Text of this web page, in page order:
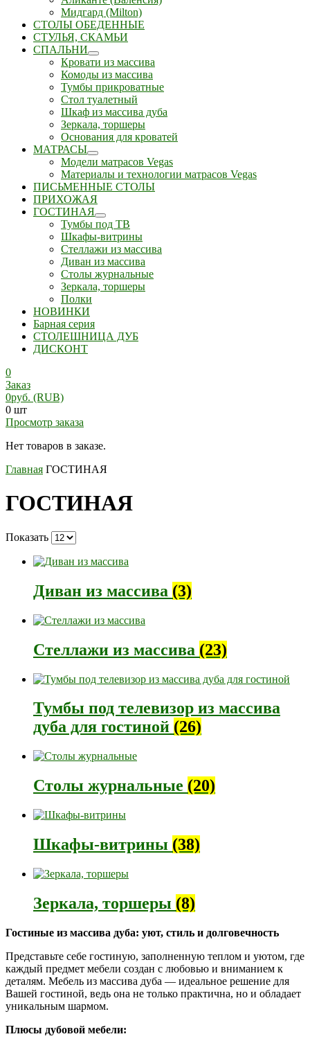
Мидгард (Milton)
СТОЛЫ ОБЕДЕННЫЕ
СТУЛЬЯ, СКАМЬИ
СПАЛЬНИ
Кровати из массива
Комоды из массива
Тумбы прикроватные
Стол туалетный
Шкаф из массива дуба
Зеркала, торшеры
Основания для кроватей
МАТРАСЫ
Модели матрасов Vegas
Материалы и технологии матрасов Vegas
ПИСЬМЕННЫЕ СТОЛЫ
ПРИХОЖАЯ
ГОСТИНАЯ
Тумбы под ТВ
Шкафы-витрины
Стеллажи из массива
Диван из массива
Столы журнальные
Зеркала, торшеры
Полки
НОВИНКИ
Барная серия
СТОЛЕШНИЦА ДУБ
ДИСКОНТ
0
Заказ
0руб. (RUB)
0 шт
Просмотр заказа
Нет товаров в заказе.
Главная ГОСТИНАЯ
ГОСТИНАЯ
Показать
Диван из массива (3)
Стеллажи из массива (23)
Тумбы под телевизор из массива
дуба для гостиной (26)
Столы журнальные (20)
Шкафы-витрины (38)
Зеркала, торшеры (8)
Гостиные из массива дуба: уют, стиль и долговечность
Представьте себе гостиную, заполненную теплом и уютом, где
каждый предмет мебели создан с любовью и вниманием к
деталям. Мебель из массива дуба — идеальное решение для
Вашей гостиной, ведь она не только практична, но и обладает
уникальным шармом.
Плюсы дубовой мебели: